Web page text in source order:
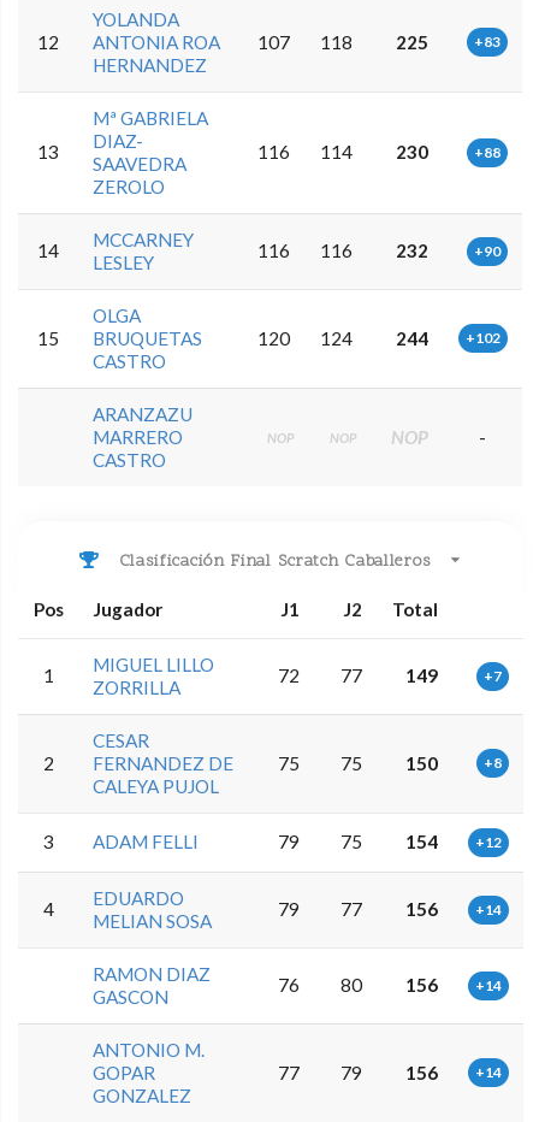
12
YOLANDA
ANTONIA ROA
HERNANDEZ
107 118 225 +83
13
Mª GABRIELA
DIAZ-
SAAVEDRA
ZEROLO
116 114 230 +88
14
MCCARNEY
LESLEY
116 116 232 +90
15
OLGA
BRUQUETAS
CASTRO
120 124 244 +102
ARANZAZU
MARRERO
CASTRO
NOP NOP NOP -
Clasificación Final Scratch Caballeros
Pos Jugador J1 J2 Total
1
MIGUEL LILLO
ZORRILLA
72 77 149 +7
2
CESAR
FERNANDEZ DE
CALEYA PUJOL
75 75 150 +8
3 ADAM FELLI 79 75 154 +12
4
EDUARDO
MELIAN SOSA
79 77 156 +14
RAMON DIAZ
GASCON
76 80 156 +14
ANTONIO M.
GOPAR
GONZALEZ
77 79 156 +14